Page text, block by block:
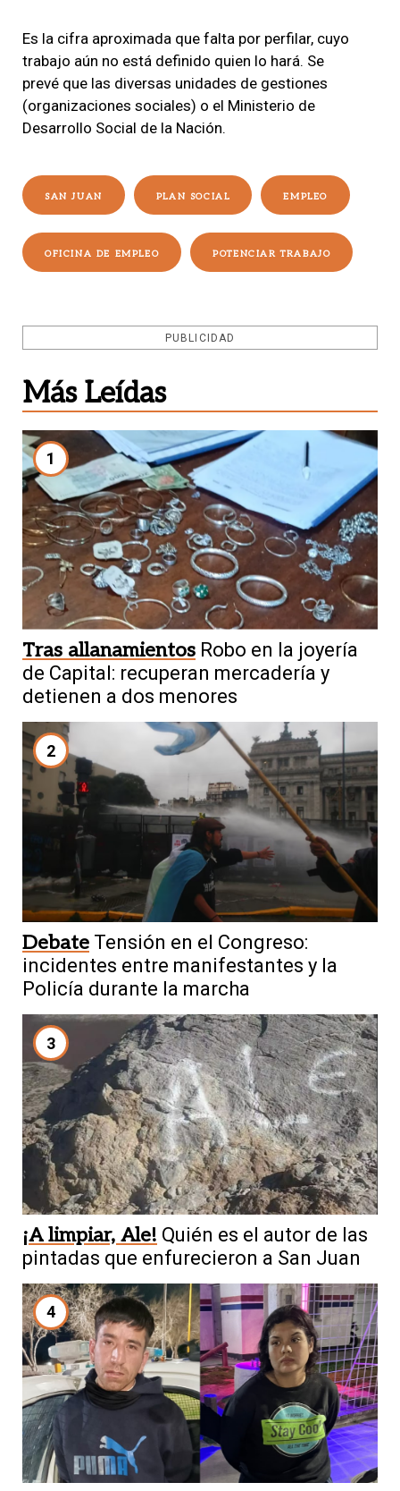
Es la cifra aproximada que falta por perfilar, cuyo
trabajo aún no está definido quien lo hará. Se
prevé que las diversas unidades de gestiones
(organizaciones sociales) o el Ministerio de
Desarrollo Social de la Nación.
SAN JUAN PLAN SOCIAL EMPLEO
OFICINA DE EMPLEO POTENCIAR TRABAJO
PUBLICIDAD
Más Leídas
1
Tras allanamientos Robo en la joyería
de Capital: recuperan mercadería y
detienen a dos menores
2
Debate Tensión en el Congreso:
incidentes entre manifestantes y la
Policía durante la marcha
3
¡A limpiar, Ale! Quién es el autor de las
pintadas que enfurecieron a San Juan
4